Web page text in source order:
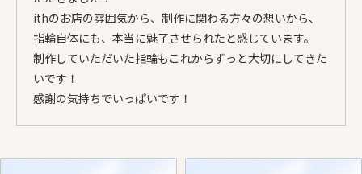
ithのお店の雰囲気から、制作に関わる方々の想いから、
指輪自体にも、本当に魅了させられたと感じています。
制作していただいた指輪もこれからずっと大切にしてきた
いです！
感謝の気持ちでいっぱいです！